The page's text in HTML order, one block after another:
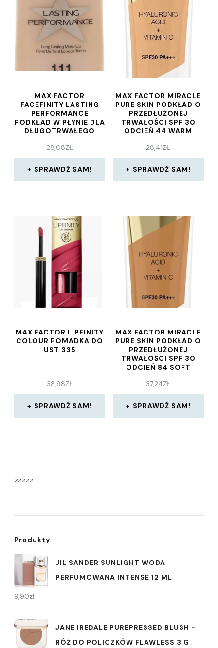
MAX FACTOR
FACEFINITY LASTING
PERFORMANCE
PODKŁAD W PŁYNIE DLA
DŁUGOTRWAŁEGO
DEEP BEIGE 35ML
28,08ZŁ
SPRAWDŹ SAM!
MAX FACTOR MIRACLE
PURE SKIN PODKŁAD O
PRZEDŁUŻONEJ
TRWAŁOŚCI SPF 30
ODCIEŃ 44 WARM
28,41ZŁ
SPRAWDŹ SAM!
MAX FACTOR LIPFINITY
COLOUR POMADKA DO
UST 335
38,98ZŁ
SPRAWDŹ SAM!
MAX FACTOR MIRACLE
PURE SKIN PODKŁAD O
PRZEDŁUŻONEJ
TRWAŁOŚCI SPF 30
ODCIEŃ 84 SOFT
37,24ZŁ
SPRAWDŹ SAM!
zzzzz
Produkty
JIL SANDER SUNLIGHT WODA
PERFUMOWANA INTENSE 12 ML
9,90zł
JANE IREDALE PUREPRESSED BLUSH -
RÓŻ DO POLICZKÓW FLAWLESS 3 G